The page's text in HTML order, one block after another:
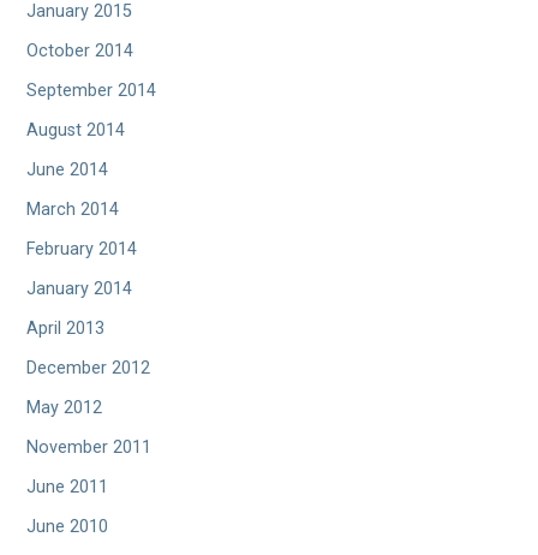
January 2015
October 2014
September 2014
August 2014
June 2014
March 2014
February 2014
January 2014
April 2013
December 2012
May 2012
November 2011
June 2011
June 2010